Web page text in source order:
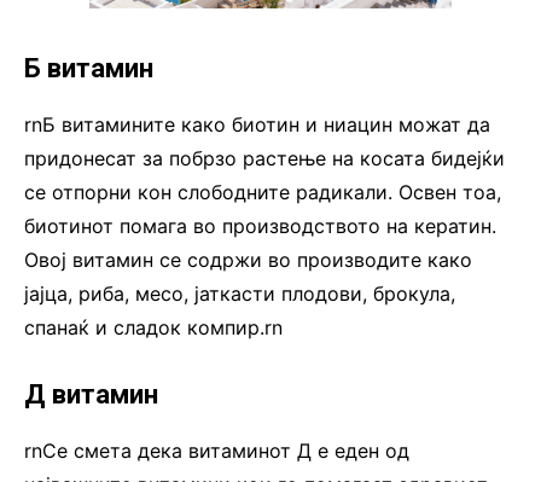
Б витамин
rnБ витамините како биотин и ниацин можат да
придонесат за побрзо растење на косата бидејќи
се отпорни кон слободните радикали. Освен тоа,
биотинот помага во производството на кератин.
Овој витамин се содржи во производите како
јајца, риба, месо, јаткасти плодови, брокула,
спанаќ и сладок компир.rn
Д витамин
rnСе смета дека витаминот Д е еден од